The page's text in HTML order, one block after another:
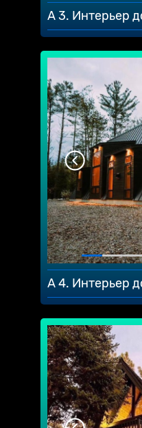
A 3. Интерьер
A 4. Интерьер